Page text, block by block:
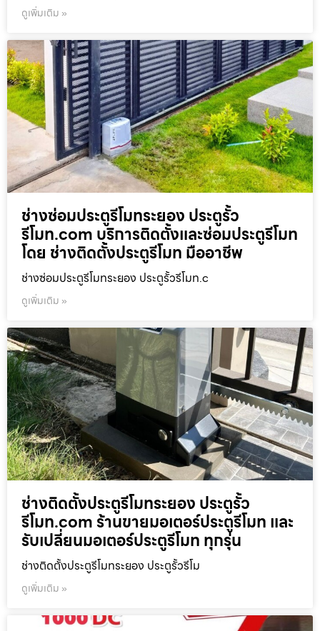
ดูเพิ่มเติม »
ช่างซ่อมประตูรีโมทระยอง ประตูรั้ว
รีโมท.com บริการติดตั้งและซ่อมประตูรีโมท
โดย ช่างติดตั้งประตูรีโมท มืออาชีพ
ช่างซ่อมประตูรีโมทระยอง ประตูรั้วรีโมท.c
ดูเพิ่มเติม »
ช่างติดตั้งประตูรีโมทระยอง ประตูรั้ว
รีโมท.com ร้านขายมอเตอร์ประตูรีโมท และ
รับเปลี่ยนมอเตอร์ประตูรีโมท ทุกรุ่น
ช่างติดตั้งประตูรีโมทระยอง ประตูรั้วรีโม
ดูเพิ่มเติม »